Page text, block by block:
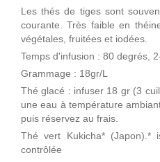
Les thés de tiges sont
courante. Très faible en
végétales, fruitées et iodées.
Temps d'infusion : 80 degrés,
Grammage : 18gr/L
Thé glacé : infuser 18 gr (3
une eau à température
puis réservez au frais.
Thé vert Kukicha* (Japon).*
contrôlée